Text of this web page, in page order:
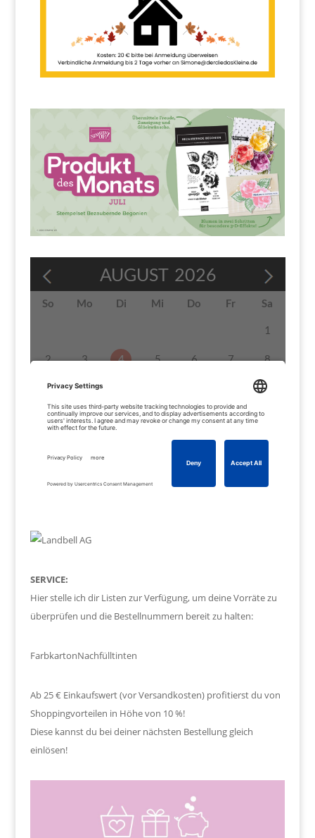
SERVICE:
Hier stelle ich dir Listen zur Verfügung, um deine Vorräte zu
überprüfen und die Bestellnummern bereit zu halten:
FarbkartonNachfülltinten
Ab 25 € Einkaufswert (vor Versandkosten) profitierst du von
Shoppingvorteilen in Höhe von 10 %!
Diese kannst du bei deiner nächsten Bestellung gleich
einlösen!